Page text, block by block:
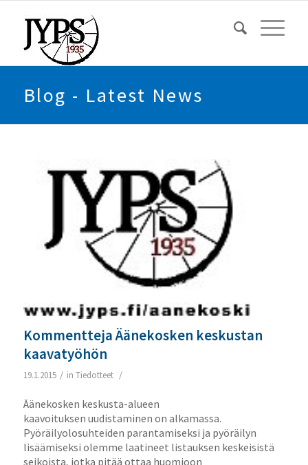
Blog - Latest News
Kommentteja Äänekosken keskustan
kaavatyöhön
19.1.2015 / in Tiedotteet /
Äänekosken keskusta-alueen
kaavoituksen uudistaminen on alkamassa.
Pyöräilyolosuhteiden parantamiseksi ja pyöräilyn
lisäämiseksi olemme laatineet listauksen keskeisistä
seikoista, jotka pitää ottaa huomioon